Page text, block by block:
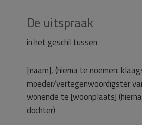
De uitspraak
in het geschil tussen
[naam], (hierna te noemen:
moeder/vertegenwoordigster
wonende te [woonplaats]
dochter)